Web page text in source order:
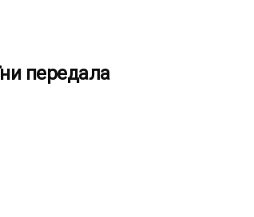
передала